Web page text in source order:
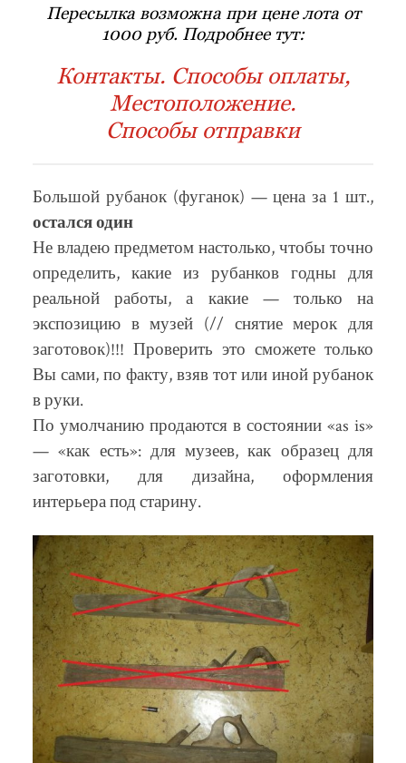
Пересылка возможна при цене лота от
1000 руб. Подробнее тут:
Контакты. Способы оплаты,
Местоположение.
Способы отправки
Большой рубанок (фуганок) — цена за 1 шт.,
остался один
Не владею предметом настолько, чтобы точно
определить, какие из рубанков годны для
реальной работы, а какие — только на
экспозицию в музей (// снятие мерок для
заготовок)!!! Проверить это сможете только
Вы сами, по факту, взяв тот или иной рубанок
в руки.
По умолчанию продаются в состоянии «as is»
— «как есть»: для музеев, как образец для
заготовки, для дизайна, оформления
интерьера под старину.